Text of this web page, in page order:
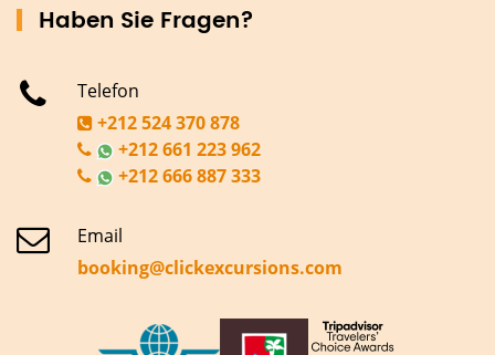
Haben Sie Fragen?
Telefon
+212 524 370 878
+212 661 223 962
+212 666 887 333
Email
booking@clickexcursions.com